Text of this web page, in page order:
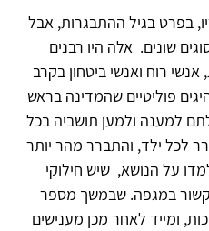
בפרט בגיל ההתבגרות, אבל
שונים. אלה היו רבנים
אנשי רוח ואנשי ביטחון בקרב
פוליטיים שהמדינה בראש
למענה ולמען תושביה בכל
לכל ילד, והתברר מהר יותר
על הנושא, שיש חילוקי
במגפה. שבמשך מספר
ומייד לאחר מכן מענישים